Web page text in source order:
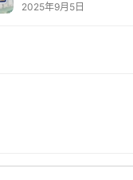
2025年9月5日